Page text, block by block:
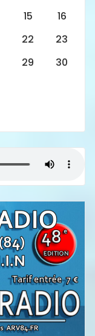
15
16
22
23
29
30